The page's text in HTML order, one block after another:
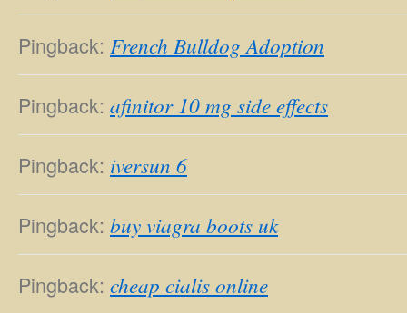
Pingback: French Bulldog Adoption
Pingback: afinitor 10 mg side effects
Pingback: iversun 6
Pingback: buy viagra boots uk
Pingback: cheap cialis online